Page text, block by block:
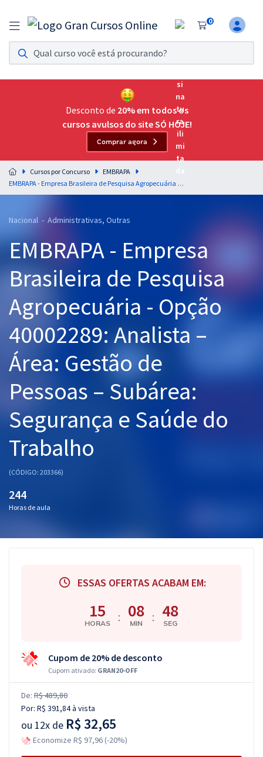
0
Assinatura Ilimitada 11
Acesso a todos os cursos. Teste grátis por 7 dias!
Assinatura OAB Até Passar
Acesso ilimitado a toda preparação para o Exame da
Residências Multiprofissionais
Preparação completa e intensiva para as principais
residências em saúde do Brasil
Cursos 20% OFF
Pós
Graduação
OAB
Mentorias
Questões grátis
Aprovados
Desconto de 20% em todos os
cursos avulsos do site SÓ HOJE!
Comprar agora
Cursos por Concurso
EMBRAPA
EMBRAPA - Empresa Brasileira de Pesquisa Agropecuária - Opção 40002289: Analista – Área: Gestão de Pessoas – Subárea: Segurança e Saúde do Trabalho
Nacional - Administrativas, Outras
EMBRAPA - Empresa
Brasileira de Pesquisa
Agropecuária - Opção
40002289: Analista –
Área: Gestão de
Pessoas – Subárea:
Segurança e Saúde do
Trabalho
(CÓDIGO: 203366)
244
Horas de aula
ESSAS OFERTAS ACABAM EM:
15
HORAS : 08
MIN : 47
SEG
Cupom de 20% de desconto
Cupom ativado: GRAN20-OFF
De: R$ 489,80
Por: R$ 391,84à vista
ou 12x de R$ 32,65
Economize R$ 97,96 (-20%)